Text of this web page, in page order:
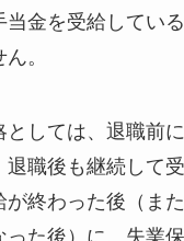
当金を受給してい
。
としては、退職前
退職後も継続して
が終わった後（ま